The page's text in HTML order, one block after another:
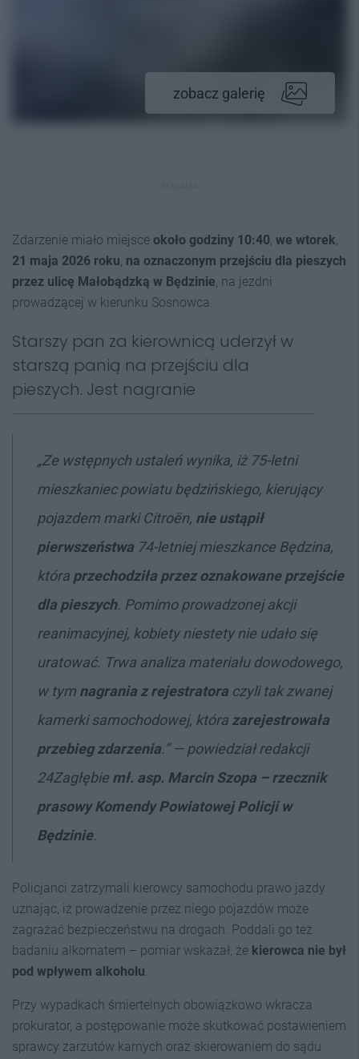
zobacz galerię
Zdarzenie miało miejsce około godziny 10:40, we wtorek,
21 maja 2026 roku, na oznaczonym przejściu dla pieszych
przez ulicę Małobądzką w Będzinie, na jezdni
prowadzącej w kierunku Sosnowca.
Starszy pan za kierownicą uderzył w
starszą panią na przejściu dla
pieszych. Jest nagranie
„Ze wstępnych ustaleń wynika, iż 75-letni
mieszkaniec powiatu będzińskiego, kierujący
pojazdem marki Citroën, nie ustąpił
pierwszeństwa 74-letniej mieszkance Będzina,
która przechodziła przez oznakowane przejście
dla pieszych. Pomimo prowadzonej akcji
reanimacyjnej, kobiety niestety nie udało się
uratować. Trwa analiza materiału dowodowego,
w tym nagrania z rejestratora czyli tak zwanej
kamerki samochodowej, która zarejestrowała
przebieg zdarzenia.”—powiedział redakcji
24Zagłębie mł. asp. Marcin Szopa – rzecznik
prasowy Komendy Powiatowej Policji w
Będzinie.
Policjanci zatrzymali kierowcy samochodu prawo jazdy
uznając, iż prowadzenie przez niego pojazdów może
zagrażać bezpieczeństwu na drogach. Poddali go też
badaniu alkomatem – pomiar wskazał, że kierowca nie był
pod wpływem alkoholu.
Przy wypadkach śmiertelnych obowiązkowo wkracza
prokurator, a postępowanie może skutkować postawieniem
sprawcy zarzutów karnych oraz skierowaniem do sądu